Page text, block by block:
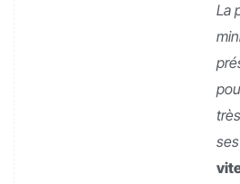
La